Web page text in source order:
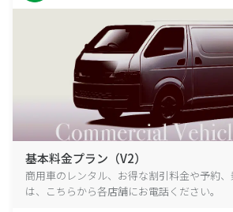
基本料金プラン（V2）
商用車のレンタル、お得な割引料金や予約
は、こちらから各店舗にお電話ください。